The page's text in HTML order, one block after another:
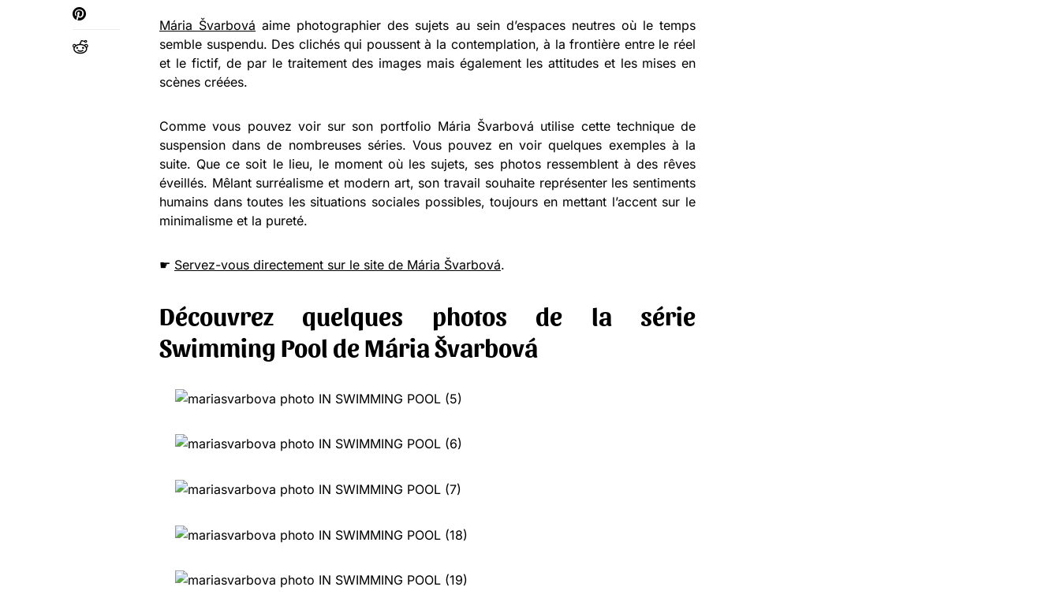
Mária Švarbová aime photographier des sujets au sein d’espaces neutres où le temps
semble suspendu. Des clichés qui poussent à la contemplation, à la frontière entre le réel
et le fictif, de par le traitement des images mais également les attitudes et les mises en
scènes créées.
Comme vous pouvez voir sur son portfolio Mária Švarbová utilise cette technique de
suspension dans de nombreuses séries. Vous pouvez en voir quelques exemples à la
suite. Que ce soit le lieu, le moment où les sujets, ses photos ressemblent à des rêves
éveillés. Mêlant surréalisme et modern art, son travail souhaite représenter les sentiments
humains dans toutes les situations sociales possibles, toujours en mettant l’accent sur le
minimalisme et la pureté.
☛ Servez-vous directement sur le site de Mária Švarbová.
Découvrez quelques photos de la série
Swimming Pool de Mária Švarbová